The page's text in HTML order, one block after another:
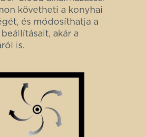
követheti a konyhai
és módosíthatja a
akár a
is.